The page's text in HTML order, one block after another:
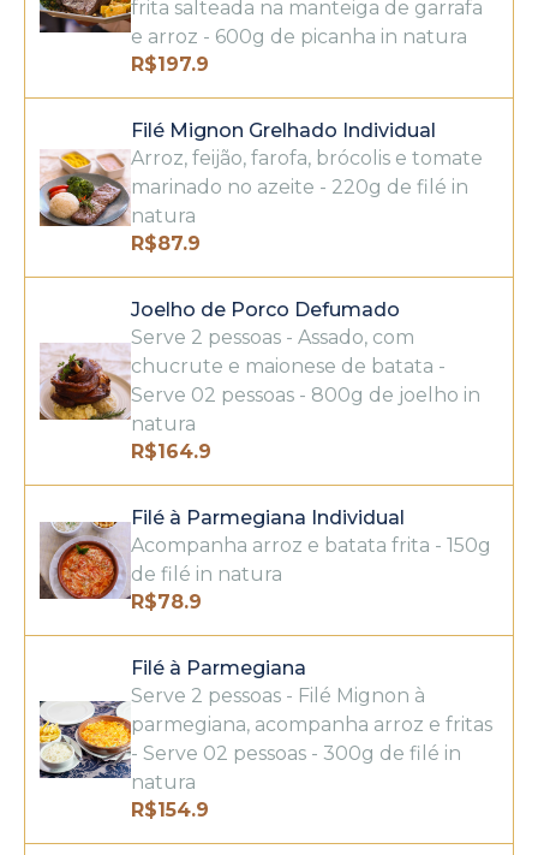
frita salteada na manteiga de garrafa
e arroz - 600g de picanha in natura
R$197.9
Filé Mignon Grelhado Individual
Arroz, feijão, farofa, brócolis e tomate
marinado no azeite - 220g de filé in
natura
R$87.9
Joelho de Porco Defumado
Serve 2 pessoas - Assado, com
chucrute e maionese de batata -
Serve 02 pessoas - 800g de joelho in
natura
R$164.9
Filé à Parmegiana Individual
Acompanha arroz e batata frita - 150g
de filé in natura
R$78.9
Filé à Parmegiana
Serve 2 pessoas - Filé Mignon à
parmegiana, acompanha arroz e fritas
- Serve 02 pessoas - 300g de filé in
natura
R$154.9